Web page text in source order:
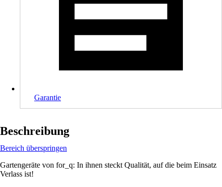
Garantie
Beschreibung
Bereich überspringen
Gartengeräte von for_q: In ihnen steckt Qualität, auf die beim Einsatz
Verlass ist!